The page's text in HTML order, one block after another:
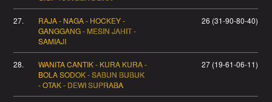
27.
RAJA - NAGA - HOCKEY -
GANGGANG - MESIN JAHIT -
SAMIAJI
26 (31-90-80-40)
28.
WANITA CANTIK - KURA KURA -
BOLA SODOK - SABUN BUBUK
- OTAK - DEWI SUPRABA
27 (19-61-06-11)